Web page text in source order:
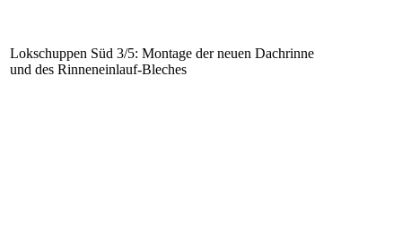
Lokschuppen Süd 3/5: Montage der neuen Dachrinne
und des Rinneneinlauf-Bleches